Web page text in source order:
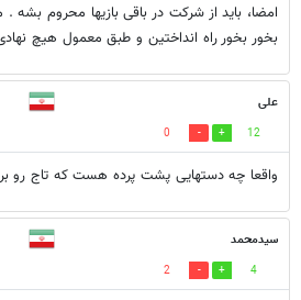
امضا، باید از شرکت در باقی بازیها محروم بشه
بخور بخور راه انداختین و طبق معمول هیچ
علی
12
0
واقعا چه دستهایی پشت پرده هست که تاج رو
سیدمحمد
4
2